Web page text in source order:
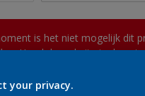
is het niet mogelijk dit
Houd de website in de
your privacy.